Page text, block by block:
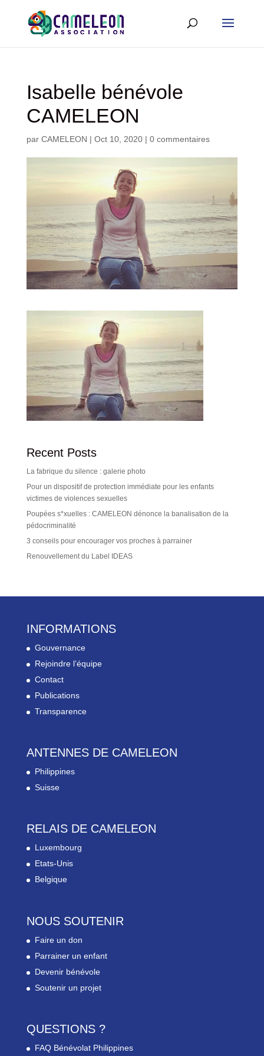
Isabelle bénévole
CAMELEON
par CAMELEON | Oct 10, 2020| 0 commentaires
Recent Posts
La fabrique du silence : galerie photo
Pour un dispositif de protection immédiate pour les enfants
victimes de violences sexuelles
Poupées s*xuelles : CAMELEON dénonce la banalisation de la
pédocriminalité
3 conseils pour encourager vos proches à parrainer
Renouvellement du Label IDEAS
INFORMATIONS
Gouvernance
Rejoindre l’équipe
Contact
Publications
Transparence
ANTENNES DE CAMELEON
Philippines
Suisse
RELAIS DE CAMELEON
Luxembourg
Etats-Unis
Belgique
NOUS SOUTENIR
Faire un don
Parrainer un enfant
Devenir bénévole
Soutenir un projet
QUESTIONS ?
FAQ Bénévolat Philippines